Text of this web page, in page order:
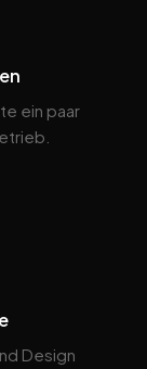
ein paar
Design